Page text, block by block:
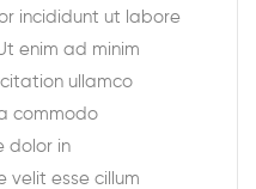
incididunt ut labore
enim ad minim
ullamco
commodo
dolor in
velit esse cillum